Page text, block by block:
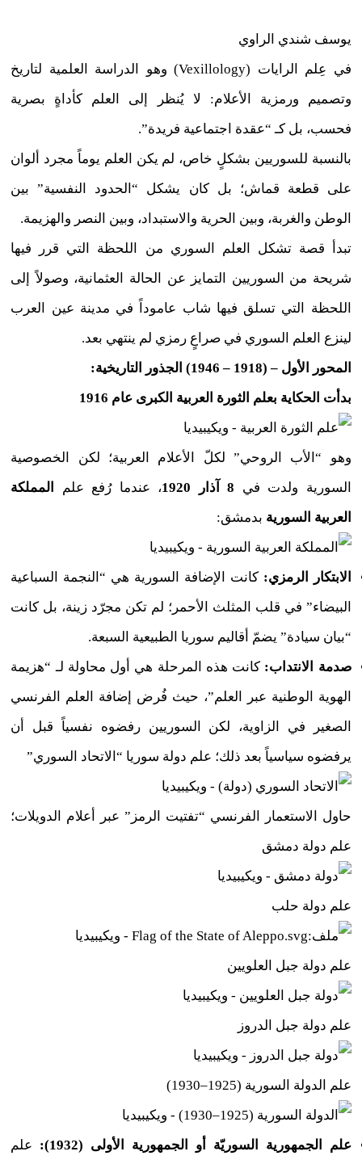
يوسف شندي الراوي
في عِلم الرايات (Vexillology) وهو الدراسة العلمية لتاريخ
وتصميم ورمزية الأعلام: لا يُنظر إلى العلم كأداةٍ بصرية
فحسب، بل كـ “عقدة اجتماعية فريدة”.
بالنسبة للسوريين بشكلٍ خاص، لم يكن العلم يوماً مجرد ألوان
على قطعة قماش؛ بل كان يشكل “الحدود النفسية” بين
الوطن والغربة، وبين الحرية والاستبداد، وبين النصر والهزيمة.
تبدأ قصة تشكل العلم السوري من اللحظة التي قرر فيها
شريحة من السوريين التمايز عن الحالة العثمانية، وصولاً إلى
اللحظة التي تسلق فيها شاب عاموداً في مدينة عين العرب
لينزع العلم السوري في صراعٍ رمزي لم ينتهي بعد.
المحور الأول – (1918 – 1946) الجذور التاريخية:
بدأت الحكاية بعلم الثورة العربية الكبرى عام 1916
وهو “الأب الروحي” لكلّ الأعلام العربية؛ لكن الخصوصية
السورية ولدت في 8 آذار 1920 ، عندما رُفع علم
المملكة
العربية السورية بدمشق:
الابتكار الرمزي: كانت الإضافة السورية هي “النجمة السباعية
البيضاء” في قلب المثلث الأحمر؛ لم تكن مجرّد زينة، بل كانت
“بيان سيادة” يضمّ أقاليم سوريا الطبيعية السبعة.
صدمة الانتداب: كانت هذه المرحلة هي أول محاولة لـ “هزيمة
الهوية الوطنية عبر العلم”، حيث فُرض إضافة العلم الفرنسي
الصغير في الزاوية، لكن السوريين رفضوه نفسياً قبل أن
يرفضوه سياسياً بعد ذلك؛ علم دولة سوريا “الاتحاد السوري”
حاول الاستعمار الفرنسي “تفتيت الرمز” عبر أعلام الدويلات؛
علم دولة دمشق
علم دولة حلب
علم دولة جبل العلويين
علم دولة جبل الدروز
علم الدولة السورية (1925–1930)
علم الجمهورية السوريّة أو الجمهورية الأولى (1932):
علم